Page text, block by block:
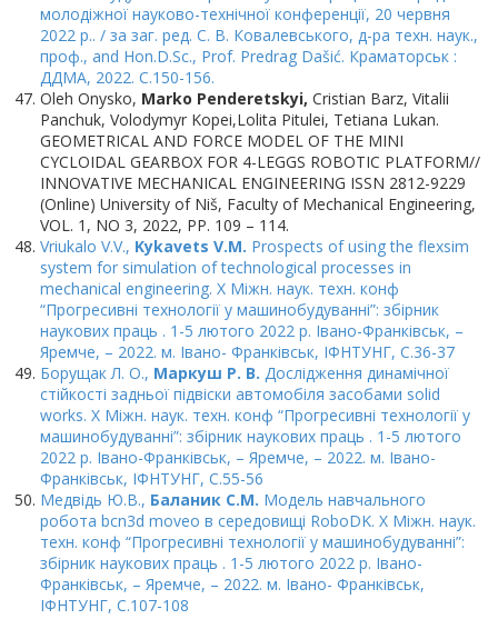
молодіжної науково-технічної конференції, 20 червня
2022 р.. / за заг. ред. С. В. Ковалевського, д-ра техн. наук.,
проф., and Hon.D.Sc., Prof. Predrag Dašić. Краматорськ :
ДДМА, 2022. С.150-156.
Oleh Onysko, Marko Penderetskyi, Cristian Barz, Vitalii
Panchuk, Volodymyr Kopei,Lolita Pitulei, Tetiana Lukan.
GEOMETRICAL AND FORCE MODEL OF THE MINI
CYCLOIDAL GEARBOX FOR 4-LEGGS ROBOTIC PLATFORM//
INNOVATIVE MECHANICAL ENGINEERING ISSN 2812-9229
(Online) University of Niš, Faculty of Mechanical Engineering,
VOL. 1, NO 3, 2022, PP. 109 – 114.
Vriukalo V.V., Kykavets V.M. Prospects of using the flexsim
system for simulation of technological processes in
mechanical engineering. Х Міжн. наук. техн. конф
“Прогресивні технології у машинобудуванні”: збірник
наукових праць . 1-5 лютого 2022 р. Івано-Франківськ, –
Яремче, – 2022. м. Івано- Франківськ, ІФНТУНГ, C.36-37
Борущак Л. О., Маркуш Р. В. Дослідження динамічної
стійкості задньої підвіски автомобіля засобами solid
works. Х Міжн. наук. техн. конф “Прогресивні технології у
машинобудуванні”: збірник наукових праць . 1-5 лютого
2022 р. Івано-Франківськ, – Яремче, – 2022. м. Івано-
Франківськ, ІФНТУНГ, C.55-56
Медвідь Ю.В., Баланик С.М. Модель навчального
робота bcn3d moveo в середовищі RoboDK. Х Міжн. наук.
техн. конф “Прогресивні технології у машинобудуванні”:
збірник наукових праць . 1-5 лютого 2022 р. Івано-
Франківськ, – Яремче, – 2022. м. Івано- Франківськ,
ІФНТУНГ, C.107-108